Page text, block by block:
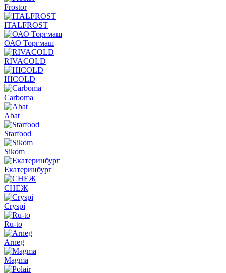
Frostor
ITALFROST
ОАО Торгмаш
RIVACOLD
HICOLD
Carboma
Abat
Starfood
Sikom
Екатеринбург
СНЕЖ
Cryspi
Ru-to
Arneg
Magma